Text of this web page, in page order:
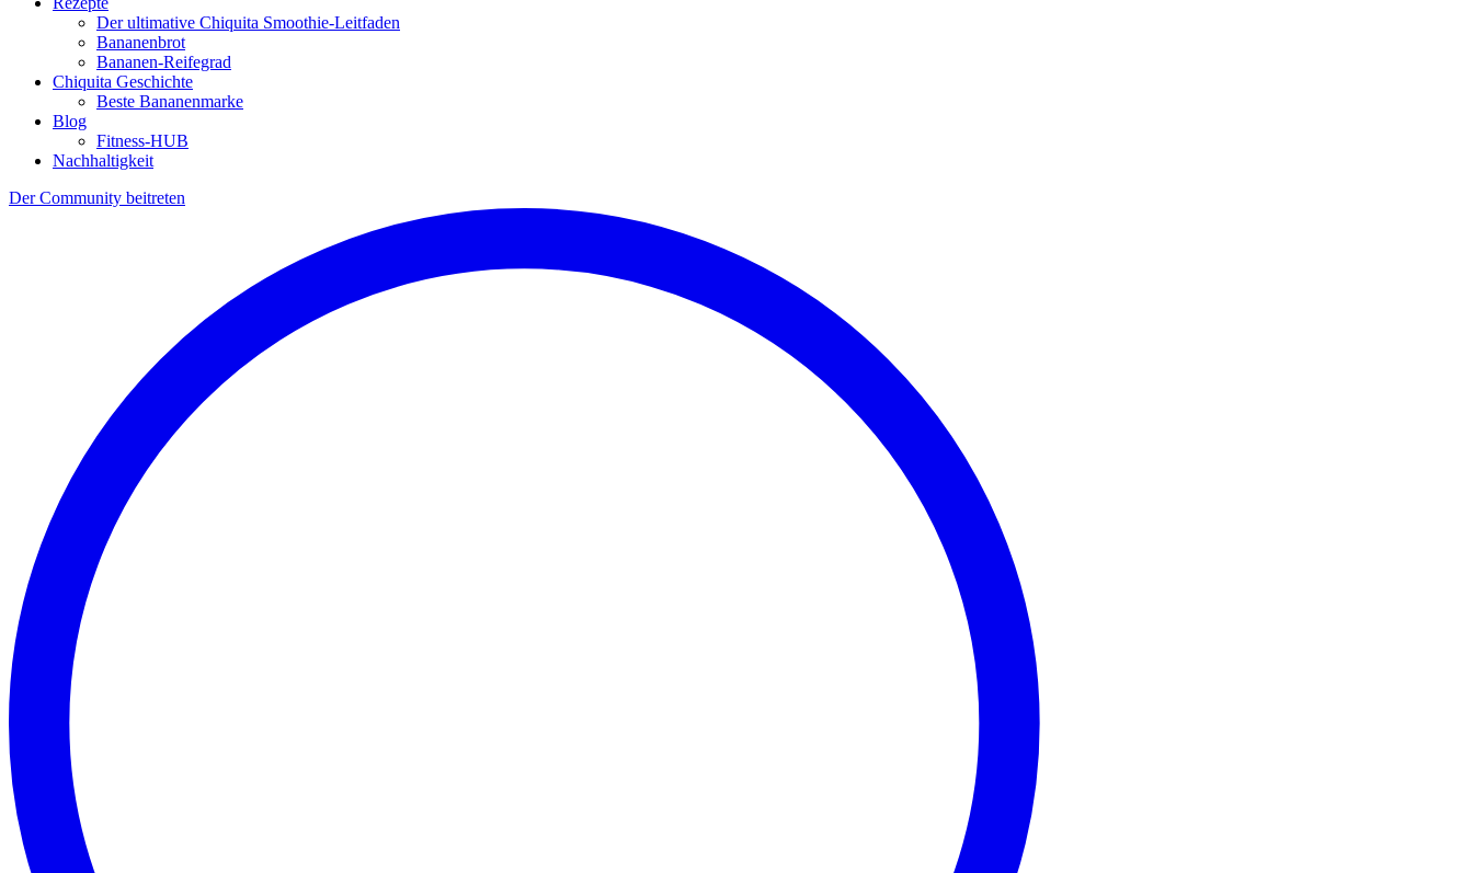
Der ultimative Chiquita Smoothie-Leitfaden
Bananenbrot
Bananen-Reifegrad
Chiquita Geschichte
Beste Bananenmarke
Blog
Fitness-HUB
Nachhaltigkeit
Der Community beitreten